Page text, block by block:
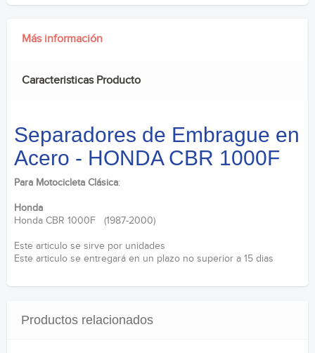
Más información
Caracteristicas Producto
Separadores de Embrague en
Acero - HONDA CBR 1000F
Para Motocicleta Clásica:
Honda
Honda CBR 1000F (1987-2000)
Este articulo se sirve por unidades
Este articulo se entregará en un plazo no superior a 15 dias
Productos relacionados